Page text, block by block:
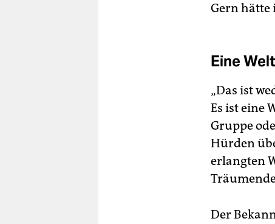
Gern hätte
Eine
„Das ist
Es ist eine
Gruppe
Hürden
erlangten
Der